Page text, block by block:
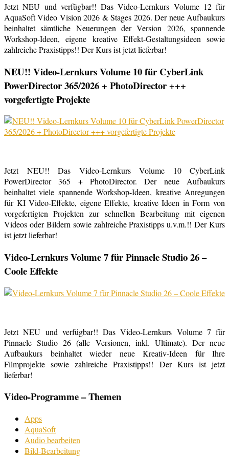
Jetzt NEU und verfügbar!! Das Video-Lernkurs Volume 12 für
AquaSoft Video Vision 2026 & Stages 2026. Der neue Aufbaukurs
beinhaltet sämtliche Neuerungen der Version 2026, spannende
Workshop-Ideen, eigene kreative Effekt-Gestaltungsideen sowie
zahlreiche Praxistipps!! Der Kurs ist jetzt lieferbar!
NEU!! Video-Lernkurs Volume 10 für CyberLink
PowerDirector 365/2026 + PhotoDirector +++
vorgefertigte Projekte
Jetzt NEU!! Das Video-Lernkurs Volume 10 CyberLink
PowerDirector 365 + PhotoDirector. Der neue Aufbaukurs
beinhaltet viele spannende Workshop-Ideen, kreative Anregungen
für KI Video-Effekte, eigene Effekte, kreative Ideen in Form von
vorgefertigten Projekten zur schnellen Bearbeitung mit eigenen
Videos oder Bildern sowie zahlreiche Praxistipps u.v.m.!! Der Kurs
ist jetzt lieferbar!
Video-Lernkurs Volume 7 für Pinnacle Studio 26 –
Coole Effekte
Jetzt NEU und verfügbar!! Das Video-Lernkurs Volume 7 für
Pinnacle Studio 26 (alle Versionen, inkl. Ultimate). Der neue
Aufbaukurs beinhaltet wieder neue Kreativ-Ideen für Ihre
Filmprojekte sowie zahlreiche Praxistipps!! Der Kurs ist jetzt
lieferbar!
Video-Programme – Themen
Apps
AquaSoft
Audio bearbeiten
Bild-Bearbeitung